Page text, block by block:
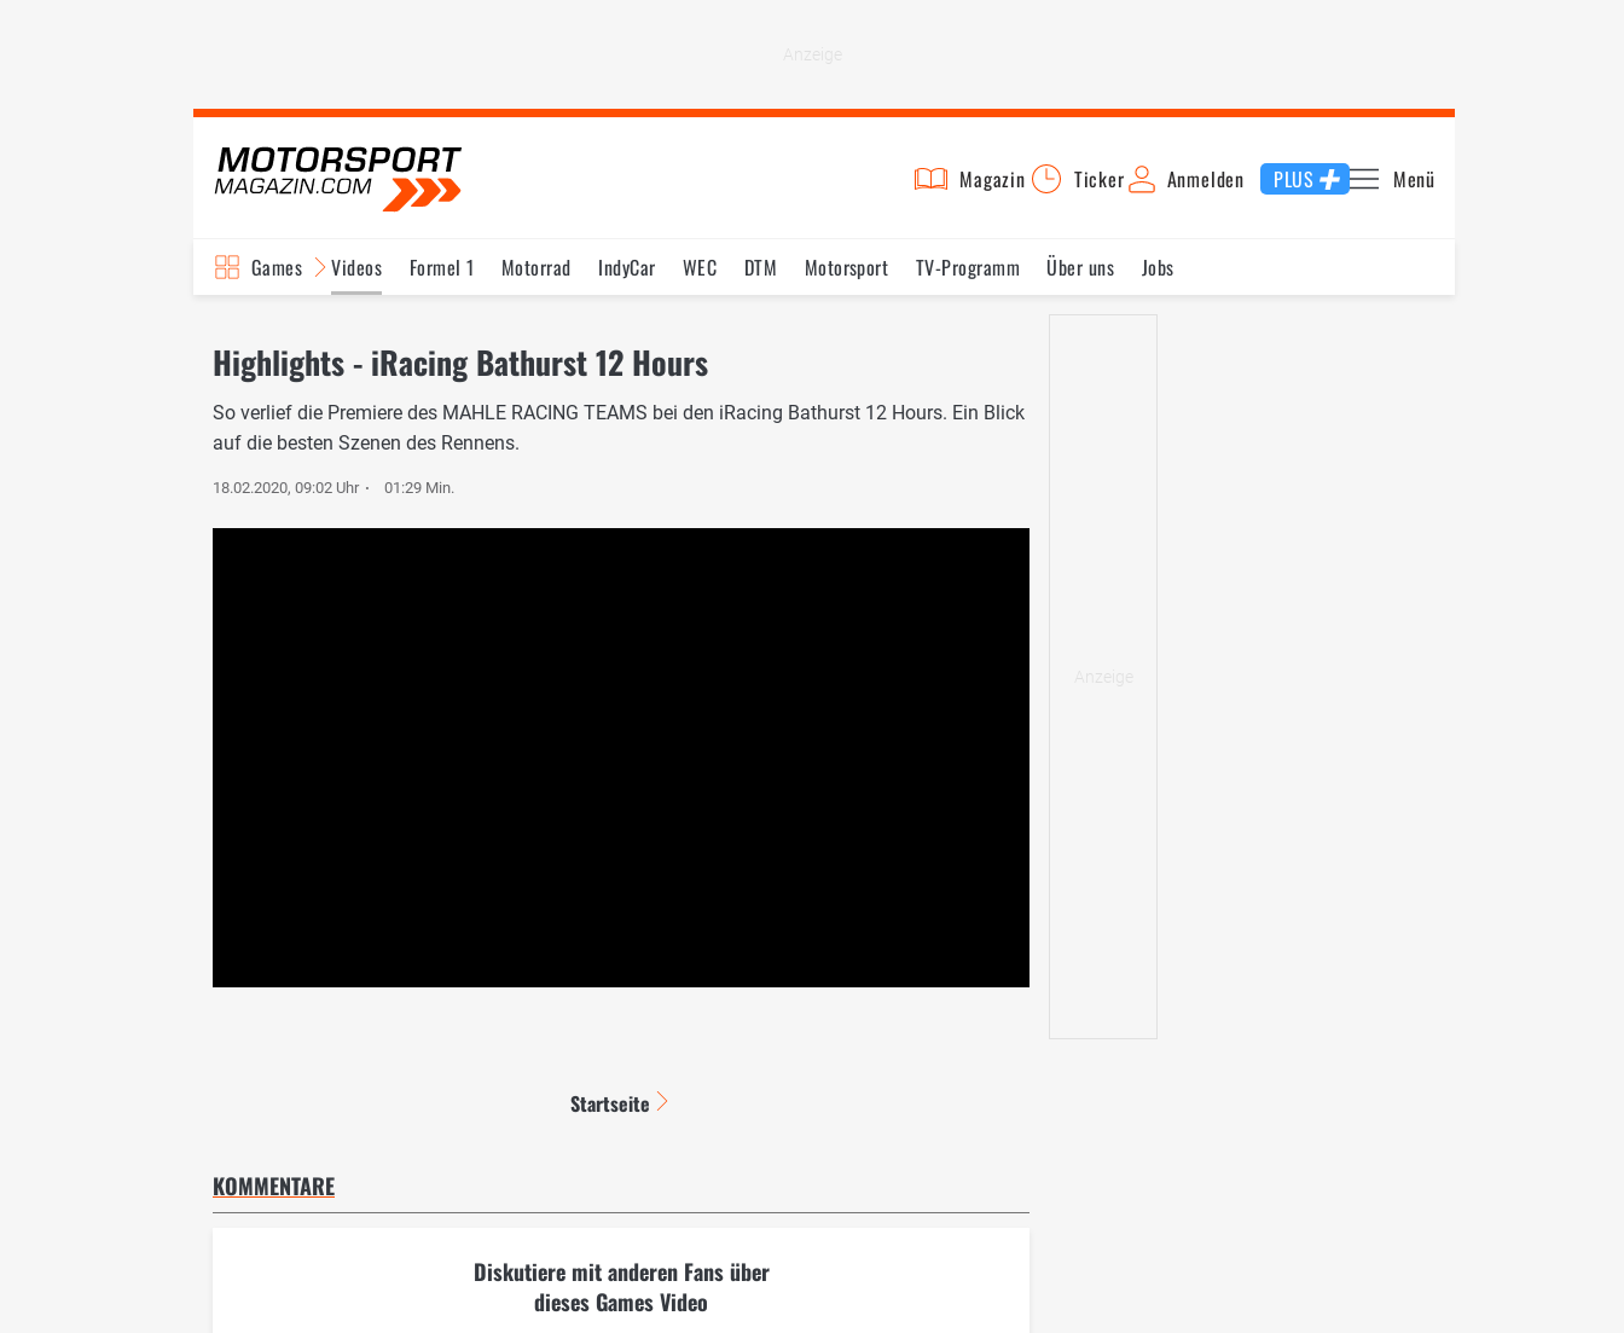
Magazin Ticker Anmelden PLUS Menü
Games Videos Formel 1 Motorrad IndyCar WEC DTM Motorsport TV-Programm Über uns Jobs
Highlights - iRacing Bathurst 12 Hours
So verlief die Premiere des MAHLE RACING TEAMS bei den iRacing Bathurst 12 Hours. Ein Blick
auf die besten Szenen des Rennens.
18.02.2020, 09:02 Uhr 01:29 Min.
Startseite
KOMMENTARE
Diskutiere mit anderen Fans über
dieses Games Video